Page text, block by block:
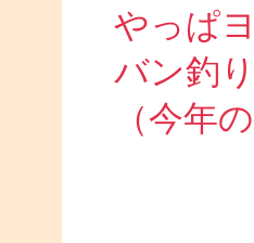
やっぱ
バン釣
（今年